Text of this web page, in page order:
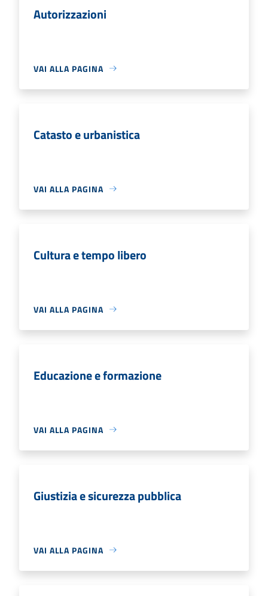
Autorizzazioni
VAI ALLA PAGINA
Catasto e urbanistica
VAI ALLA PAGINA
Cultura e tempo libero
VAI ALLA PAGINA
Educazione e formazione
VAI ALLA PAGINA
Giustizia e sicurezza pubblica
VAI ALLA PAGINA